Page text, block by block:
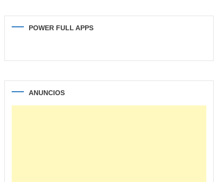
POWER FULL APPS
ANUNCIOS